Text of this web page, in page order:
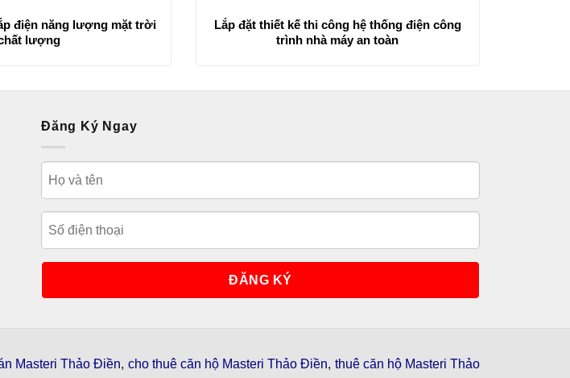
điện năng lượng mặt trời
lượng
Lắp đặt thiết kế thi công hệ thống điện công
trình nhà máy an toàn
Đăng Ký Ngay
Masteri Thảo Điền, cho thuê căn hộ Masteri Thảo Điền, thuê căn hộ Masteri Thảo